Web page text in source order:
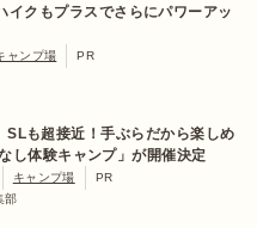
イクもプラスでさらにパワーアッ
ャンプ場
PR
SLも超接近！手ぶらだから楽しめ
し体験キャンプ」が開催決定
キャンプ場
PR
部